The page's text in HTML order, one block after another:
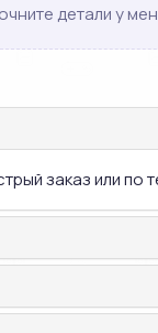
детали у
заказ или по